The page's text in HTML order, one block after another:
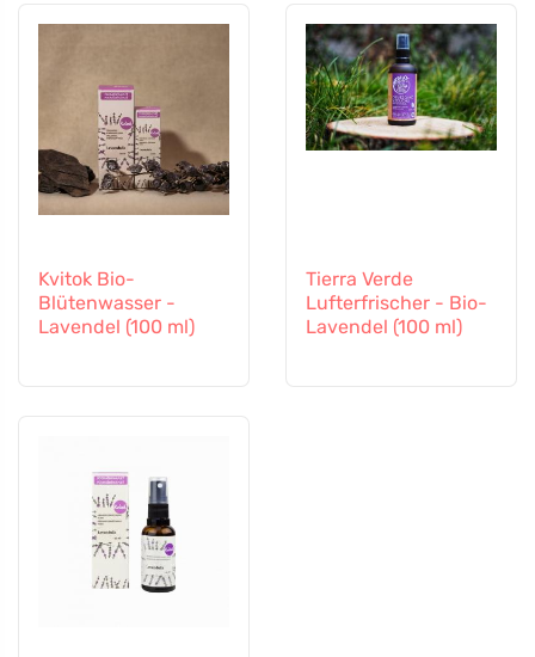
Kvitok Bio-
Blütenwasser -
Lavendel (100 ml)
Tierra Verde
Lufterfrischer - Bio-
Lavendel (100 ml)